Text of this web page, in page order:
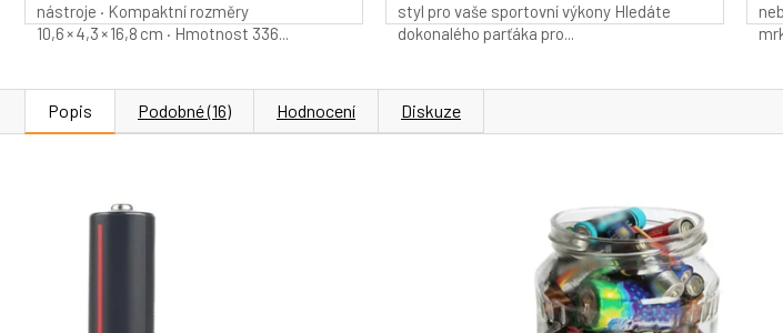
nástroje · Kompaktní rozměry
10,6 × 4,3 × 16,8 cm · Hmotnost 336...
styl pro vaše sportovní výkony Hledáte
dokonalého parťáka pro...
Popis Podobné (16) Hodnocení Diskuze